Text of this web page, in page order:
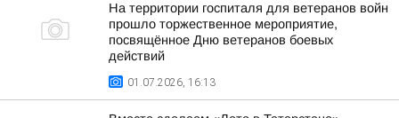
На территории госпиталя для ветеранов войн
прошло торжественное мероприятие,
посвящённое Дню ветеранов боевых
действий
01.07.2026, 16:13